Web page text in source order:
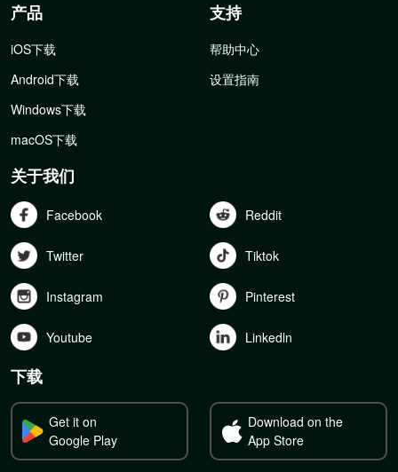
产品
iOS下载
Android下载
Windows下载
macOS下载
支持
帮助中心
设置指南
关于我们
Facebook Reddit
Twitter Tiktok
Instagram Pinterest
Youtube Linkedln
下载
Get it on
Google Play
Download on the
App Store